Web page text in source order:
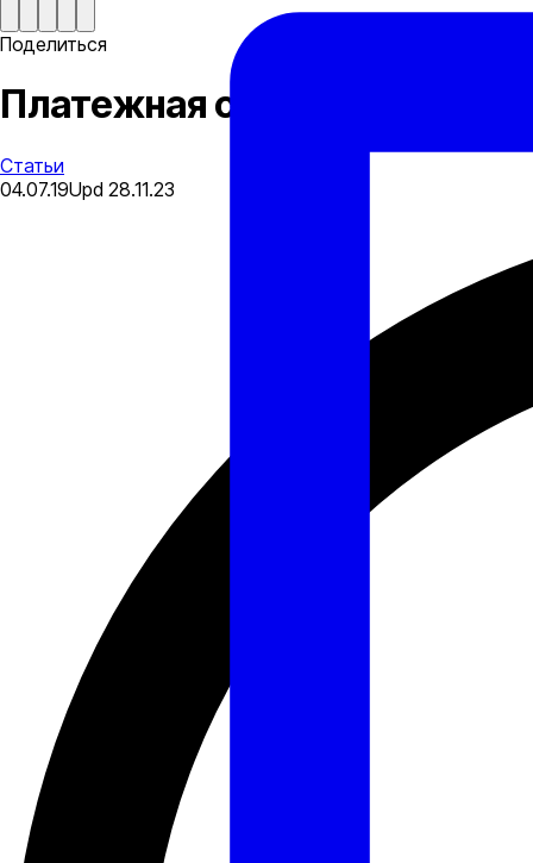
Поделиться
Платежная система для
Статьи
04.07.19Upd 28.11.23